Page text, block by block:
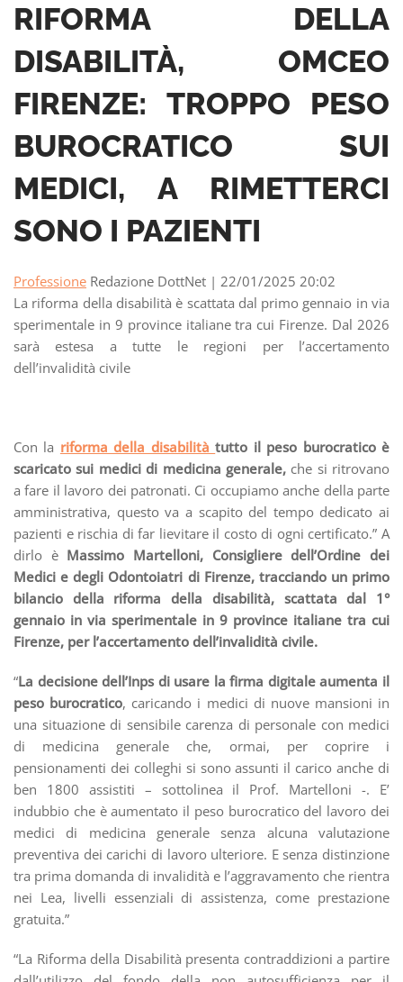
RIFORMA DELLA
DISABILITÀ, OMCEO
FIRENZE: TROPPO PESO
BUROCRATICO SUI
MEDICI, A RIMETTERCI
SONO I PAZIENTI
Professione Redazione DottNet | 22/01/2025 20:02
La riforma della disabilità è scattata dal primo gennaio in via
sperimentale in 9 province italiane tra cui Firenze. Dal 2026
sarà estesa a tutte le regioni per l’accertamento
dell’invalidità civile
Con la riforma della disabilitàtutto il peso burocratico è
scaricato sui medici di medicina generale, che si ritrovano
a fare il lavoro dei patronati. Ci occupiamo anche della parte
amministrativa, questo va a scapito del tempo dedicato ai
pazienti e rischia di far lievitare il costo di ogni certificato.” A
dirlo è Massimo Martelloni, Consigliere dell’Ordine dei
Medici e degli Odontoiatri di Firenze, tracciando un primo
bilancio della riforma della disabilità, scattata dal 1°
gennaio in via sperimentale in 9 province italiane tra cui
Firenze, per l’accertamento dell’invalidità civile.
“La decisione dell’Inps di usare la firma digitale aumenta il
peso burocratico, caricando i medici di nuove mansioni in
una situazione di sensibile carenza di personale con medici
di medicina generale che, ormai, per coprire i
pensionamenti dei colleghi si sono assunti il carico anche di
ben 1800 assistiti – sottolinea il Prof. Martelloni -. E’
indubbio che è aumentato il peso burocratico del lavoro dei
medici di medicina generale senza alcuna valutazione
preventiva dei carichi di lavoro ulteriore. E senza distinzione
tra prima domanda di invalidità e l’aggravamento che rientra
nei Lea, livelli essenziali di assistenza, come prestazione
gratuita.”
“La Riforma della Disabilità presenta contraddizioni a partire